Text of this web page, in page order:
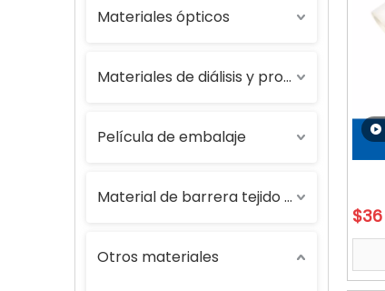
Materiales ópticos
Materiales de diálisis y protección
Película de embalaje
Material de barrera tejido de plástico
Otros materiales
$36